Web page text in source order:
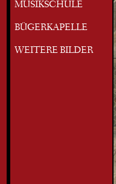
MUSIKSCHULE
BÜGERKAPELLE
WEITERE BILDER